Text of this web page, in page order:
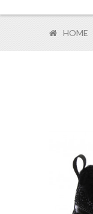
HOME